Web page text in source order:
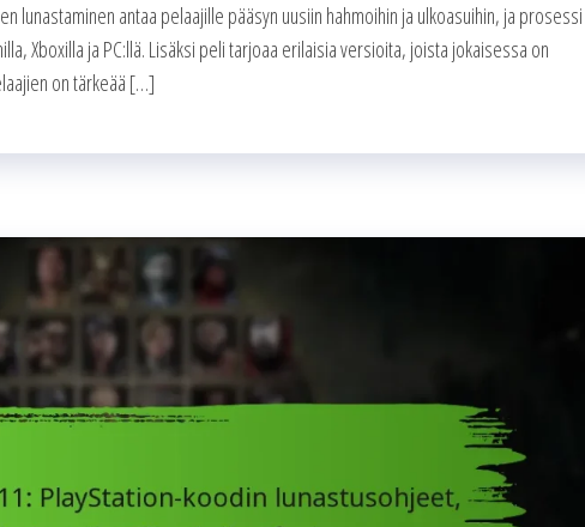
lunastaminen antaa pelaajille pääsyn uusiin hahmoihin ja ulkoasuihin, ja prosessi
Xboxilla ja PC:llä. Lisäksi peli tarjoaa erilaisia versioita, joista jokaisessa on
on tärkeää […]